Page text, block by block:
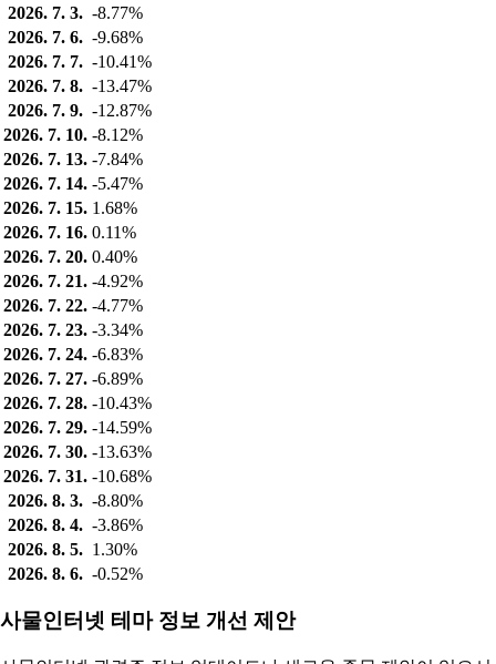
2026. 7. 3. -8.77%
2026. 7. 6. -9.68%
2026. 7. 7. -10.41%
2026. 7. 8. -13.47%
2026. 7. 9. -12.87%
2026. 7. 10. -8.12%
2026. 7. 13. -7.84%
2026. 7. 14. -5.47%
2026. 7. 15. 1.68%
2026. 7. 16. 0.11%
2026. 7. 20. 0.40%
2026. 7. 21. -4.92%
2026. 7. 22. -4.77%
2026. 7. 23. -3.34%
2026. 7. 24. -6.83%
2026. 7. 27. -6.89%
2026. 7. 28. -10.43%
2026. 7. 29. -14.59%
2026. 7. 30. -13.63%
2026. 7. 31. -10.68%
2026. 8. 3. -8.80%
2026. 8. 4. -3.86%
2026. 8. 5. 1.30%
2026. 8. 6. -0.52%
사물인터넷 테마 정보 개선 제안